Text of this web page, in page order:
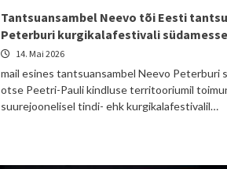
Tantsuansambel Neevo tõi Eesti
Peterburi kurgikalafestivali südamesse
14. Mai 2026
mail esines tantsuansambel Neevo Peterburi
otse Peetri-Pauli kindluse territooriumil
suurejoonelisel tindi- ehk kurgikalafestivalil…